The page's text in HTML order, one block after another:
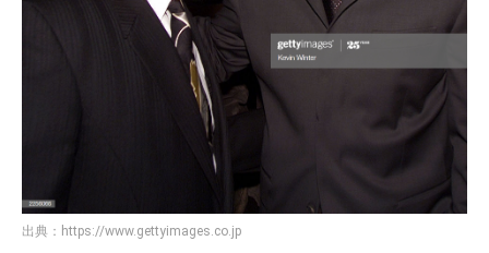
出典： https://www.gettyimages.co.jp